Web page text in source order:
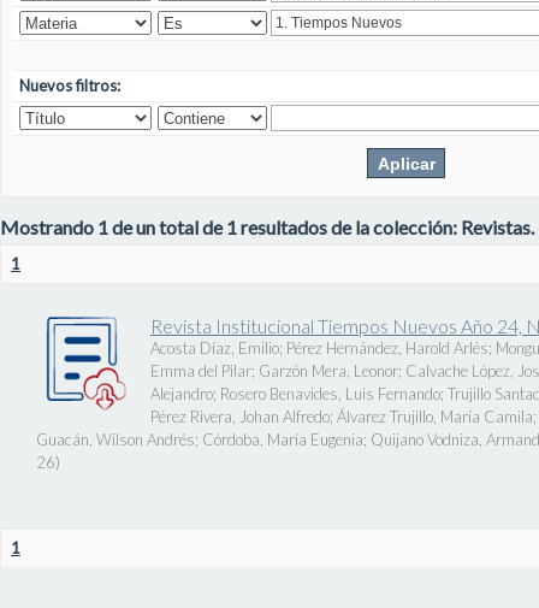
Nuevos filtros:
Mostrando 1 de un total de 1 resultados de la colección: Revistas.
1
Revista Institucional Tiempos Nuevos Año 24,
Acosta Díaz, Emilio; Pérez Hernández, Harold Arlés;
Emma del Pilar; Garzón Mera, Leonor; Calvache López,
Alejandro; Rosero Benavides, Luis Fernando; Trujillo
Pérez Rivera, Johan Alfredo; Álvarez Trujillo, María Camila;
Guacán, Wilson Andrés; Córdoba, María Eugenia; Quijano Vodniza,
26)
1